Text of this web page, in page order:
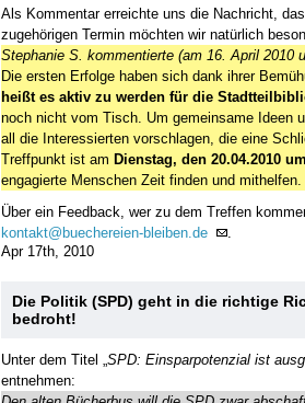
Als Kommentar erreichte uns die Nachricht,
zugehörigen Termin möchten wir natürlich
Stephanie S. kommentierte (am 16. April 2010
Die ersten Erfolge haben sich dank ihrer
heißt es aktiv zu werden für die
noch nicht vom Tisch. Um gemeinsame Ideen
all die Interessierten vorschlagen, die eine
Treffpunkt ist am Dienstag, den 20.04.2010
engagierte Menschen Zeit finden und mithelfen.
Über ein Feedback, wer zu dem Treffen
kontakt@buechereien-bleiben.de
.
Apr 17th, 2010
Die Politik (SPD) geht in die richtige
bedroht!
Unter dem Titel „SPD: Einsparpotenzial ist
entnehmen: